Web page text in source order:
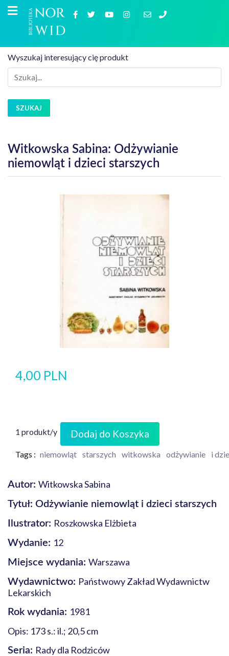
Wyszukaj interesujący cię produkt
SZUKAJ
Witkowska Sabina: Odżywianie
niemowląt i dzieci starszych
4,00 PLN
1 produkt/y Dodaj do Koszyka
Tags : niemowląt starszych witkowska odżywianie i
Autor: Witkowska Sabina
Tytuł: Odżywianie niemowląt i dzieci starszych
Ilustrator: Roszkowska Elżbieta
Wydanie: 12
Miejsce wydania: Warszawa
Wydawnictwo: Państwowy Zakład Wydawnictw
Lekarskich
Rok wydania: 1981
Opis: 173 s.: il.; 20,5 cm
Seria: Rady dla Rodziców